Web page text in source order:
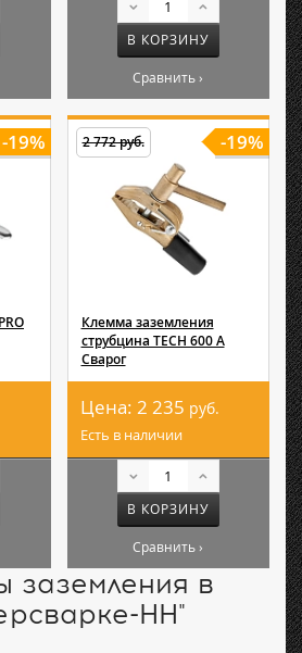
В КОРЗИНУ
Сравнить ›
-19%
Клемма заземления
струбцина TECH 600 А
Сварог
-19%
2 772 руб.
Цена: 2 235 руб.
Есть в наличии
В КОРЗИНУ
Сравнить ›
заземления в
НН"